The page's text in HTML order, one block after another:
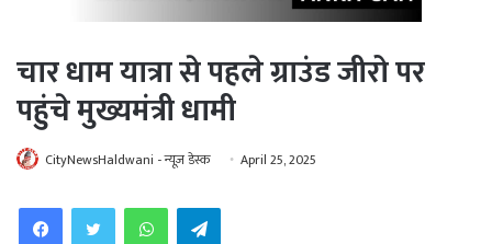
चार धाम यात्रा से पहले ग्राउंड जीरो पर
पहुंचे मुख्यमंत्री धामी
CityNewsHaldwani - न्यूज़ डेस्क April 25, 2025
WhatsAppTelegram